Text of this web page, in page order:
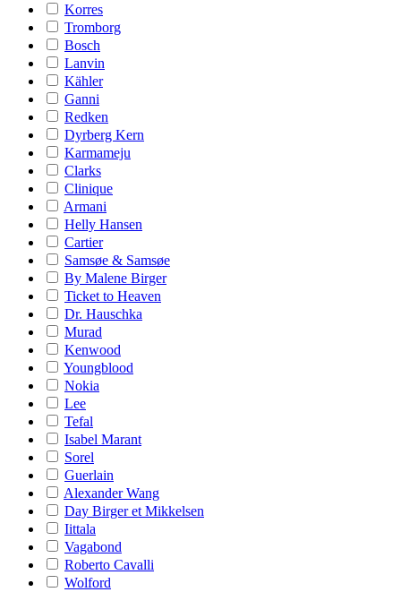
Korres
Tromborg
Bosch
Lanvin
Kähler
Ganni
Redken
Dyrberg Kern
Karmameju
Clarks
Clinique
Armani
Helly Hansen
Cartier
Samsøe & Samsøe
By Malene Birger
Ticket to Heaven
Dr. Hauschka
Murad
Kenwood
Youngblood
Nokia
Lee
Tefal
Isabel Marant
Sorel
Guerlain
Alexander Wang
Day Birger et Mikkelsen
Iittala
Vagabond
Roberto Cavalli
Wolford